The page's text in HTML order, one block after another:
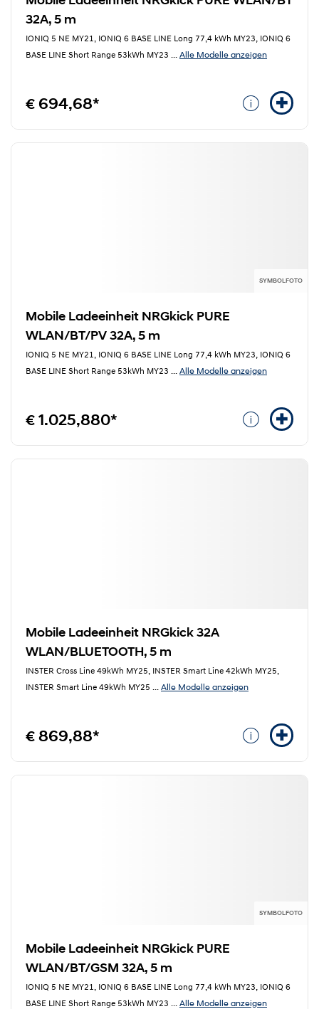
32A, 5 m
IONIQ 5 NE MY21, IONIQ 6 BASE LINE Long 77,4 kWh MY23, IONIQ 6
BASE LINE Short Range 53kWh MY23 ... Alle Modelle anzeigen
€ 694,68*
SYMBOLFOTO
Mobile Ladeeinheit NRGkick PURE
WLAN/BT/PV 32A, 5 m
IONIQ 5 NE MY21, IONIQ 6 BASE LINE Long 77,4 kWh MY23, IONIQ 6
BASE LINE Short Range 53kWh MY23 ... Alle Modelle anzeigen
€ 1.025,880*
Mobile Ladeeinheit NRGkick 32A
WLAN/BLUETOOTH, 5 m
INSTER Cross Line 49kWh MY25, INSTER Smart Line 42kWh MY25,
INSTER Smart Line 49kWh MY25 ... Alle Modelle anzeigen
€ 869,88*
SYMBOLFOTO
Mobile Ladeeinheit NRGkick PURE
WLAN/BT/GSM 32A, 5 m
IONIQ 5 NE MY21, IONIQ 6 BASE LINE Long 77,4 kWh MY23, IONIQ 6
BASE LINE Short Range 53kWh MY23 ... Alle Modelle anzeigen